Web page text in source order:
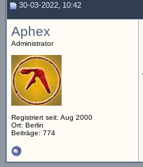
30-03-2022, 10:42
Aphex
Administrator
Registriert seit: Aug 2000
Ort: Berlin
Beiträge: 774